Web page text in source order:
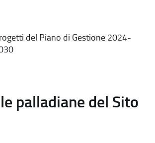
del Piano di Gestione 2024-
palladiane del Sito